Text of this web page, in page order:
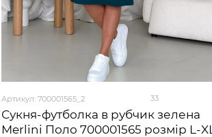
Артикул: 700001565_2 33
Сукня-футболка в рубчик зелена
Merlini Поло 700001565 розмір L-XL